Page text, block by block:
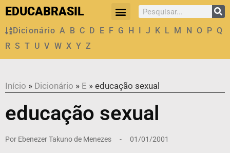
EDUCABRASIL
Dicionário A B C D E F G H I J K L M N O P Q
R S T U V W X Y Z
Início » Dicionário » E » educação sexual
educação sexual
Por Ebenezer Takuno de Menezes - 01/01/2001